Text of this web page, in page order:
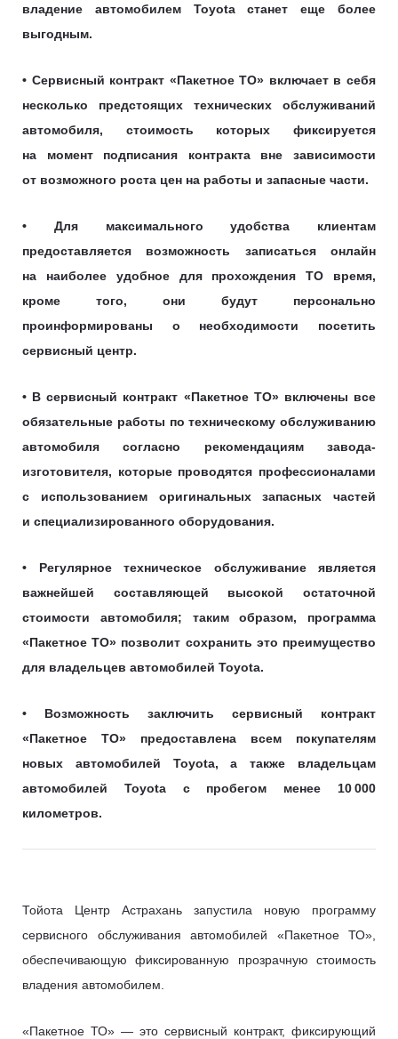
владение автомобилем Toyota станет еще более
выгодным.
• Сервисный контракт «Пакетное ТО» включает в себя
несколько предстоящих технических обслуживаний
автомобиля, стоимость которых фиксируется
на момент подписания контракта вне зависимости
от возможного роста цен на работы и запасные части.
• Для максимального удобства клиентам
предоставляется возможность записаться онлайн
на наиболее удобное для прохождения ТО время,
кроме того, они будут персонально
проинформированы о необходимости посетить
сервисный центр.
• В сервисный контракт «Пакетное ТО» включены все
обязательные работы по техническому обслуживанию
автомобиля согласно рекомендациям завода-
изготовителя, которые проводятся профессионалами
с использованием оригинальных запасных частей
и специализированного оборудования.
• Регулярное техническое обслуживание является
важнейшей составляющей высокой остаточной
стоимости автомобиля; таким образом, программа
«Пакетное ТО» позволит сохранить это преимущество
для владельцев автомобилей Toyota.
• Возможность заключить сервисный контракт
«Пакетное ТО» предоставлена всем покупателям
новых автомобилей Toyota, а также владельцам
автомобилей Toyota с пробегом менее 10 000
километров.
Тойота Центр Астрахань запустила новую программу
сервисного обслуживания автомобилей «Пакетное ТО»,
обеспечивающую фиксированную прозрачную стоимость
владения автомобилем.
«Пакетное ТО» — это сервисный контракт, фиксирующий